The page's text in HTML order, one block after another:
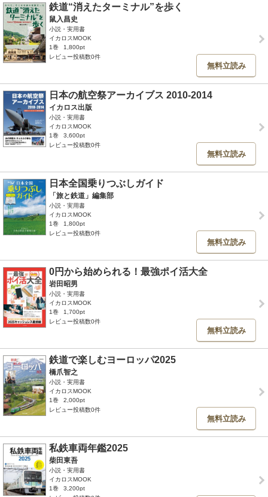
鉄道“消えたターミナル”を歩く
鼠入昌史
小説・実用書
イカロスMOOK
1巻
1,800pt
レビュー投稿数0件
無料立読み
日本の航空祭アーカイブス 2010-2014
イカロス出版
小説・実用書
イカロスMOOK
1巻
3,600pt
レビュー投稿数0件
無料立読み
日本全国乗りつぶしガイド
「旅と鉄道」編集部
小説・実用書
イカロスMOOK
1巻
1,800pt
レビュー投稿数0件
無料立読み
0円から始められる！最強ポイ活大全
岩田昭男
小説・実用書
イカロスMOOK
1巻
1,700pt
レビュー投稿数0件
無料立読み
鉄道で楽しむヨーロッパ2025
橋爪智之
小説・実用書
イカロスMOOK
1巻
2,000pt
レビュー投稿数0件
無料立読み
私鉄車両年鑑2025
柴田東吾
小説・実用書
イカロスMOOK
1巻
3,200pt